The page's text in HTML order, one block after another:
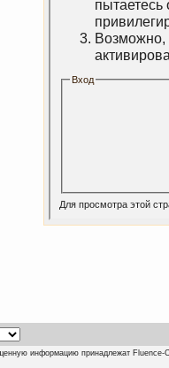
пытаетесь
Возможно,
Вход
Для просмотра этой
информацию принадлежат Fluence-